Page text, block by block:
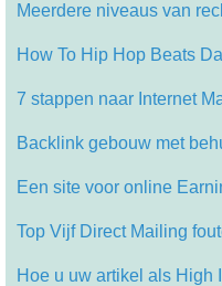
Meerdere niveaus van
How To Hip Hop Beats
7 stappen naar Internet
Backlink gebouw met
Een site voor online
Top Vijf Direct Mailing
Hoe u uw artikel als High